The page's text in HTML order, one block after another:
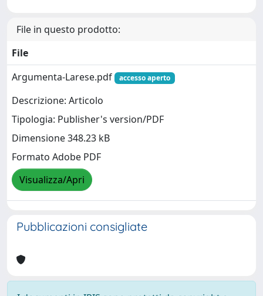
File in questo prodotto:
File
Argumenta-Larese.pdf
accesso aperto
Descrizione: Articolo
Tipologia: Publisher's version/PDF
Dimensione 348.23 kB
Formato Adobe PDF
Visualizza/Apri
Pubblicazioni consigliate